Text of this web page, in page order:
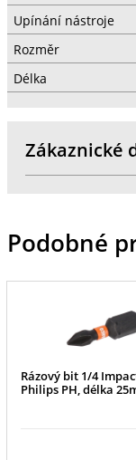
Upínání nástroje
Rozměr
Délka
Zákaznické
Podobné
Rázový bit 1/4
Philips PH, délka